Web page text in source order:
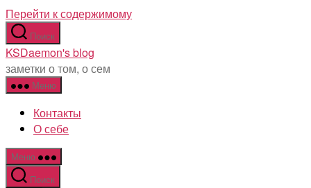
Перейти к содержимому
Поиск
KSDaemon's blog
заметки о том, о сем
Меню
Контакты
О себе
Меню
Поиск